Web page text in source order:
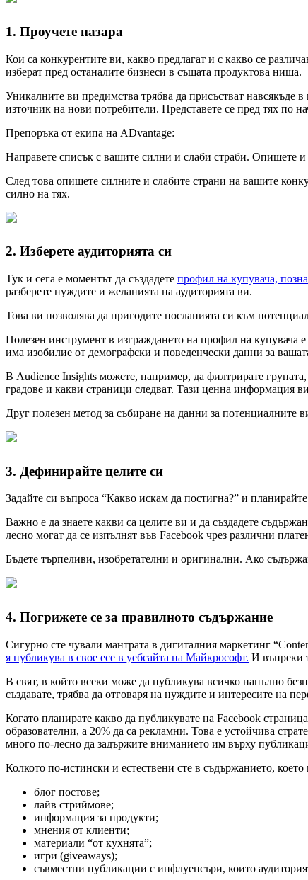
1. Проучете пазара
Кои са конкурентите ви, какво предлагат и с какво се
изберат пред останалите бизнеси в същата продуктова ниша.
Уникалните ви предимства трябва да присъстват навсякъде
източник на нови потребители. Представете се пред тях по
Препоръка от екипа на ADvantage:
Направете списък с вашите силни и слаби страби. Опишете и
След това опишете силните и слабите страни на вашите
силно на тях.
2. Изберете аудиторията си
Тук и сега е моментът да създадете профил на купувача,
разберете нуждите и желанията на аудиторията ви.
Това ви позволява да пригодите посланията си към
Полезен инструмент в изграждането на профил на купувача
има изобилие от демографски и поведенчески данни за
В Audience Insights можете, например, да филтрирате групата,
градове и какви страници следват. Тази ценна информация
Друг полезен метод за събиране на данни за потенциалните
3. Дефинирайте целите си
Задайте си въпроса “Какво искам да постигна?” и планирайте
Важно е да знаете какви са целите ви и да създадете
лесно могат да се изпълнят във Facebook чрез различни
Бъдете търпеливи, изобретателни и оригинални. Ако
4. Погрижете се за правилното съдържание
Сигурно сте чували мантрата в дигиталния маркетинг
я публикува в свое есе в уебсайта на Майкрософт. И въпреки
В свят, в който всеки може да публикува всичко напълно
създавате, трябва да отговаря на нуждите и интересите на
Когато планирате какво да публикувате на Facebook
образователни, а 20% да са рекламни. Това е устойчива
много по-лесно да задържите вниманието им върху
Колкото по-истински и естествени сте в съдържанието,
блог постове;
лайв стриймове;
информация за продукти;
мнения от клиенти;
материали “от кухнята”;
игри (giveaways);
съвместни публикации с инфлуенсъри, които